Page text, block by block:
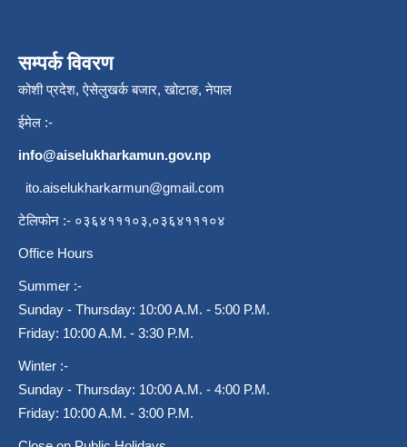
सम्पर्क विवरण
कोशी प्रदेश, ऐसेलुखर्क बजार, खोटाङ, नेपाल
ईमेल :-
info@aiselukharkamun.gov.np
ito.aiselukharkarmun@gmail.com
टेलिफोन :- ०३६४१११०३,०३६४१११०४
Office Hours
Summer :-
Sunday - Thursday: 10:00 A.M. - 5:00 P.M.
Friday: 10:00 A.M. - 3:30 P.M.
Winter :-
Sunday - Thursday: 10:00 A.M. - 4:00 P.M.
Friday: 10:00 A.M. - 3:00 P.M.